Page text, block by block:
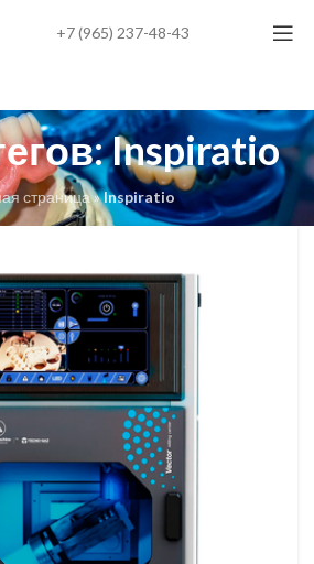
+7 (965) 237-48-43
Inspiratio
страница»Inspiratio